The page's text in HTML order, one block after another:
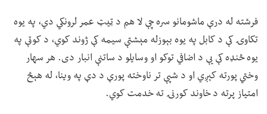
فرشته له درې ماشومانو سره چې لا هم د ټیټ عمر لرونکي دي، په یوه
تکاوۍ کې د کابل په یوه بېوزله مېشتې سیمه کې ژوند کوي، د کوټې په
یوه څنډه کې یې د اضافي توکو او وسایلو د ساتنې انبار دی. هر سهار
وختي پورته کېږي او د شپې تر ناوخته پورې د دې په وینا، له هېڅ
امتیاز پرته د خاوند کورنۍ ته خدمت کوي.